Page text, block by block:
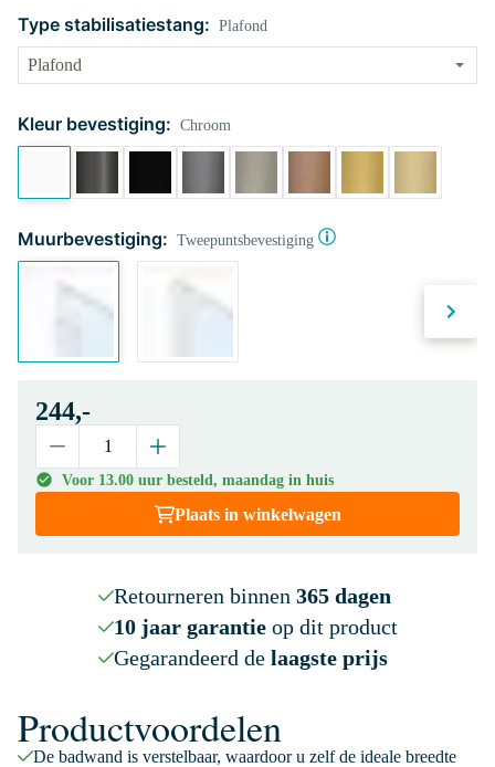
Type stabilisatiestang: Plafond
Kleur bevestiging: Chroom
Muurbevestiging: Tweepuntsbevestiging
244,-
Voor 13.00 uur besteld, maandag in huis
Plaats in winkelwagen
Retourneren binnen 365 dagen
10 jaar garantieop dit product
Gegarandeerd de laagste prijs
Productvoordelen
De badwand is verstelbaar, waardoor u zelf de ideale breedte